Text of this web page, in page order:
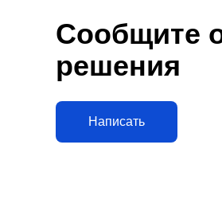
Сообщите
решения
Написать